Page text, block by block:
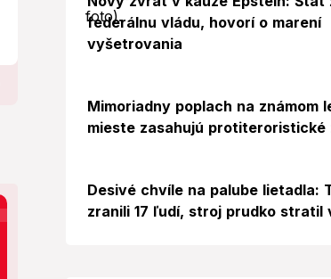
federálnu vládu, hovorí o marení
vyšetrovania
Foto
Mimoriadny poplach na známom
mieste zasahujú protiteroristické
Desivé chvíle na palube lietadla:
zranili 17 ľudí, stroj prudko stratil